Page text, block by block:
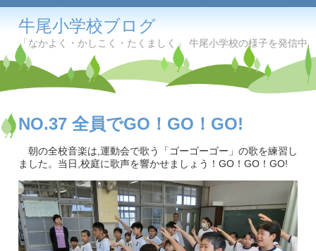
牛尾小学校ブログ
「なかよく・かしこく・たくましく」 牛尾小学校の様子を発信中
NO.37 全員でGO！GO！GO!
朝の全校音楽は,運動会で歌う「ゴーゴーゴー」の歌を練習し
ました。当日,校庭に歌声を響かせましょう！GO！GO！GO!